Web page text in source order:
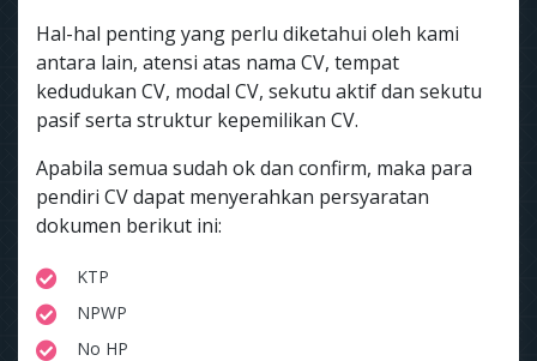
Hal-hal penting yang perlu diketahui oleh kami
antara lain, atensi atas nama CV, tempat
kedudukan CV, modal CV, sekutu aktif dan sekutu
pasif serta struktur kepemilikan CV.
Apabila semua sudah ok dan confirm, maka para
pendiri CV dapat menyerahkan persyaratan
dokumen berikut ini:
KTP
NPWP
No HP